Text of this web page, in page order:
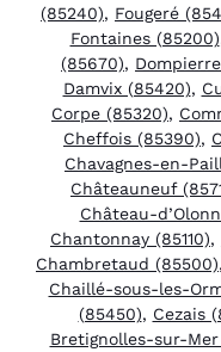
(85240), Fougeré
Fontaines (85200)
(85670),
Damvix (85420),
Corpe (85320),
Cheffois (85390),
Chavagnes-en-
Châteauneuf
Château-
Chantonnay (85110),
Chambretaud (85500),
Chaillé-sous-les-
(85450), Cezais
Bretignolles-sur-